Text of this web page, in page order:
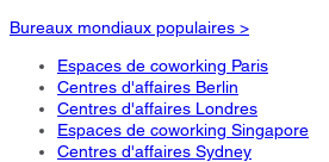
Bureaux mondiaux populaires >
Espaces de coworking Paris
Centres d'affaires Berlin
Centres d'affaires Londres
Espaces de coworking Singapore
Centres d'affaires Sydney